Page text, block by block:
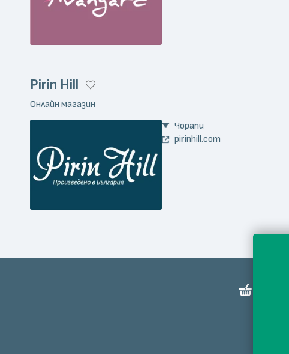
Pirin Hill
Онлайн магазин
Чорапи
pirinhill.com